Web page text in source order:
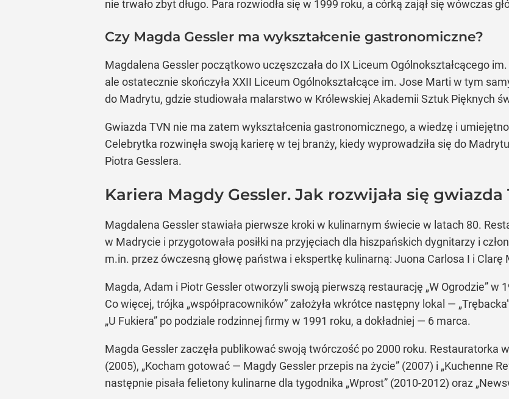
nie trwało zbyt długo. Para rozwiodła się w 1999 roku, a córką zajął się wówczas
Czy Magda Gessler ma wykształcenie gastronomiczne?
Magdalena Gessler początkowo uczęszczała do IX Liceum Ogólnokształcącego
ale ostatecznie skończyła XXII Liceum Ogólnokształcące im. Jose Marti w tym
do Madrytu, gdzie studiowała malarstwo w Królewskiej Akademii Sztuk Pięknych
Gwiazda TVN nie ma zatem wykształcenia gastronomicznego, a wiedzę i
Celebrytka rozwinęła swoją karierę w tej branży, kiedy wyprowadziła się do
Piotra Gesslera.
Kariera Magdy Gessler. Jak rozwijała się gwiazda
Magdalena Gessler stawiała pierwsze kroki w kulinarnym świecie w latach 80.
w Madrycie i przygotowała posiłki na przyjęciach dla hiszpańskich dygnitarzy i
m.in. przez ówczesną głowę państwa i ekspertkę kulinarną: Juona Carlosa I i Clarę
Magda, Adam i Piotr Gessler otworzyli swoją pierwszą restaurację „W Ogrodzie” w
Co więcej, trójka „współpracowników” założyła wkrótce następny lokal —
„U Fukiera” po podziale rodzinnej firmy w 1991 roku, a dokładniej — 6 marca.
Magda Gessler zaczęła publikować swoją twórczość po 2000 roku. Restauratorka
(2005), „Kocham gotować — Magdy Gessler przepis na życie” (2007) i „Kuchenne
następnie pisała felietony kulinarne dla tygodnika „Wprost” (2010-2012) oraz